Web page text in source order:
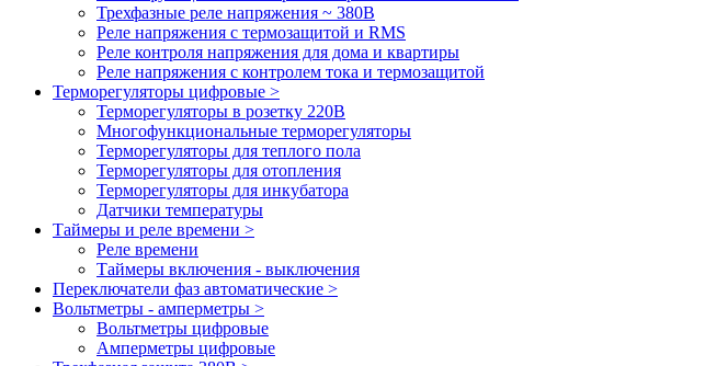
Трехфазные реле напряжения ~ 380В
Реле напряжения с термозащитой и RMS
Реле контроля напряжения для дома и квартиры
Реле напряжения с контролем тока и термозащитой
Терморегуляторы цифровые >
Терморегуляторы в розетку 220В
Многофункциональные терморегуляторы
Терморегуляторы для теплого пола
Терморегуляторы для отопления
Терморегуляторы для инкубатора
Датчики температуры
Таймеры и реле времени >
Реле времени
Таймеры включения - выключения
Переключатели фаз автоматические >
Вольтметры - амперметры >
Вольтметры цифровые
Амперметры цифровые